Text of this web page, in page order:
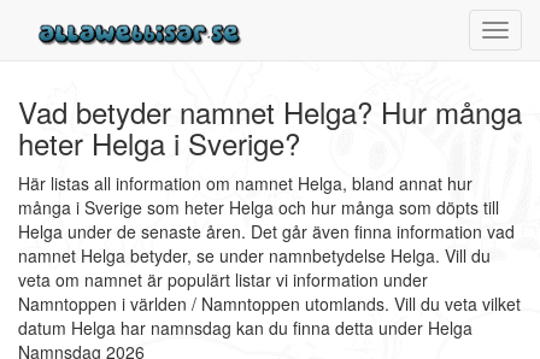
Vad betyder namnet Helga? Hur många
heter Helga i Sverige?
Här listas all information om namnet Helga, bland annat hur
många i Sverige som heter Helga och hur många som döpts till
Helga under de senaste åren. Det går även finna information vad
namnet Helga betyder, se under namnbetydelse Helga. Vill du
veta om namnet är populärt listar vi information under
Namntoppen i världen / Namntoppen utomlands. Vill du veta vilket
datum Helga har namnsdag kan du finna detta under Helga
Namnsdag 2026